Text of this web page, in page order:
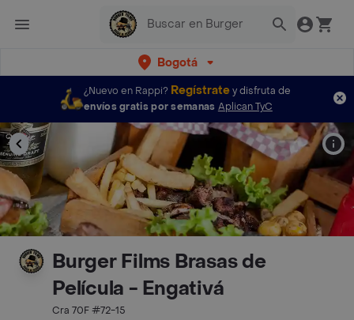
Bogotá
¿Nuevo en Rappi? Regístratey disfruta de
envíos gratis por semanas Aplican TyC
Burger Films Brasas de
Película - Engativá
Cra 70F #72-15